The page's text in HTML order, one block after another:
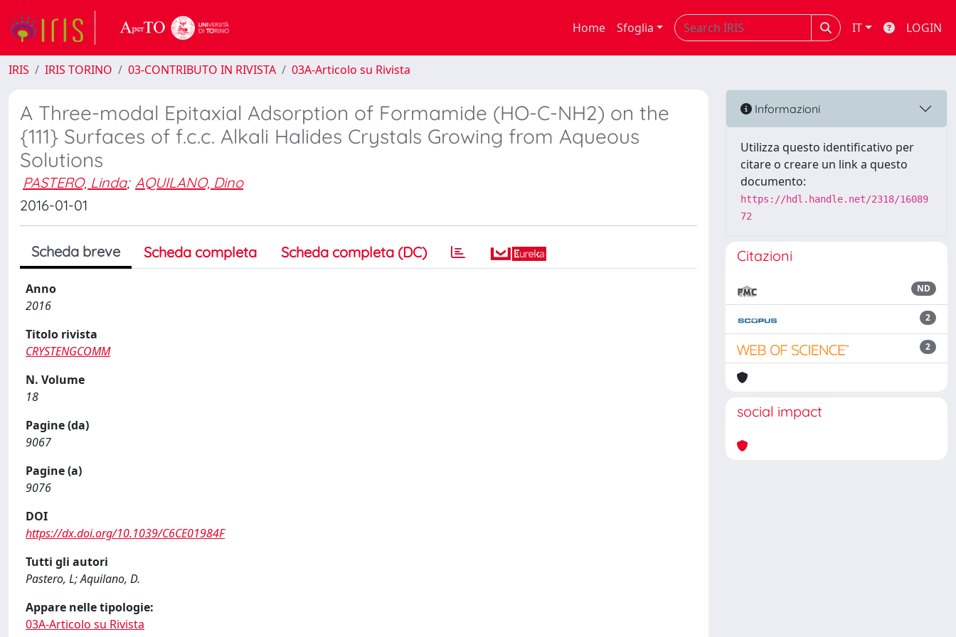
Home Sfoglia IT LOGIN
IRIS IRIS TORINO 03-CONTRIBUTO IN RIVISTA 03A-Articolo su Rivista
A Three-modal Epitaxial Adsorption of Formamide (HO-C-NH2) on the
{111} Surfaces of f.c.c. Alkali Halides Crystals Growing from Aqueous
Solutions
PASTERO, Linda; AQUILANO, Dino
2016-01-01
Scheda breve Scheda completa Scheda completa (DC)
Anno
2016
Titolo rivista
CRYSTENGCOMM
N. Volume
18
Pagine (da)
9067
Pagine (a)
9076
DOI
https://dx.doi.org/10.1039/C6CE01984F
Tutti gli autori
Pastero, L; Aquilano, D.
Appare nelle tipologie:
03A-Articolo su Rivista
Informazioni
Utilizza questo identificativo per
citare o creare un link a questo
documento:
https://hdl.handle.net/2318/16089
72
Citazioni
ND
2
2
social impact